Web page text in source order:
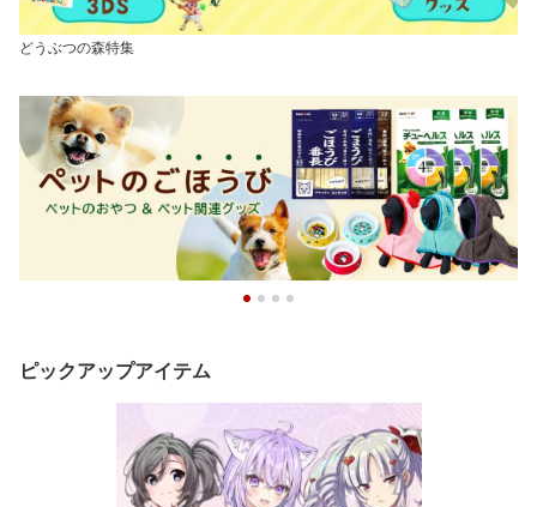
どうぶつの森特集
ピックアップアイテム